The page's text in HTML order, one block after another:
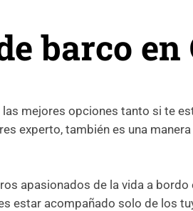
barco en
mejores opciones tanto si te
experto, también es una
apasionados de la vida a bordo
estar acompañado solo de los